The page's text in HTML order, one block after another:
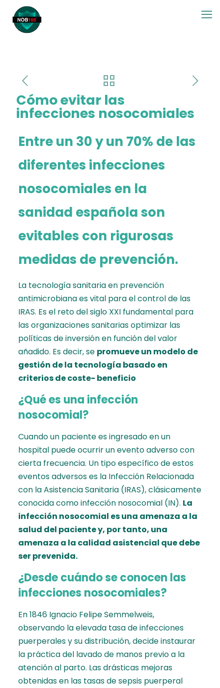
Cómo evitar las
infecciones nosocomiales
Entre un 30 y un 70% de las
diferentes infecciones
nosocomiales en la
sanidad española son
evitables con rigurosas
medidas de prevención.
La tecnología sanitaria en prevención
antimicrobiana es vital para el control de las
IRAS. Es el reto del siglo XXI fundamental para
las organizaciones sanitarias optimizar las
políticas de inversión en función del valor
añadido. Es decir, se promueve un modelo de
gestión de la tecnología basado en
criterios de coste- beneficio
¿Qué es una infección
nosocomial?
Cuando un paciente es ingresado en un
hospital puede ocurrir un evento adverso con
cierta frecuencia. Un tipo específico de estos
eventos adversos es la Infección Relacionada
con la Asistencia Sanitaria (IRAS), clásicamente
conocida como infección nosocomial (IN). La
infección nosocomial es una amenaza a la
salud del paciente y, por tanto, una
amenaza a la calidad asistencial que debe
ser prevenida.
¿Desde cuándo se conocen las
infecciones nosocomiales?
En 1846 Ignacio Felipe Semmelweis,
observando la elevada tasa de infecciones
puerperales y su distribución, decide instaurar
la práctica del lavado de manos previo a la
atención al parto. Las drásticas mejoras
obtenidas en las tasas de sepsis puerperal